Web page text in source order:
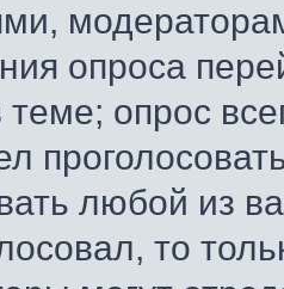
опроса
опрос
любой из
то